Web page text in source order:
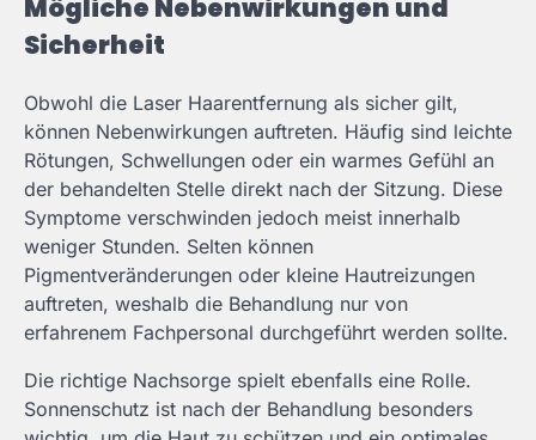
Mögliche Nebenwirkungen und
Sicherheit
Obwohl die Laser Haarentfernung als sicher gilt,
können Nebenwirkungen auftreten. Häufig sind leichte
Rötungen, Schwellungen oder ein warmes Gefühl an
der behandelten Stelle direkt nach der Sitzung. Diese
Symptome verschwinden jedoch meist innerhalb
weniger Stunden. Selten können
Pigmentveränderungen oder kleine Hautreizungen
auftreten, weshalb die Behandlung nur von
erfahrenem Fachpersonal durchgeführt werden sollte.
Die richtige Nachsorge spielt ebenfalls eine Rolle.
Sonnenschutz ist nach der Behandlung besonders